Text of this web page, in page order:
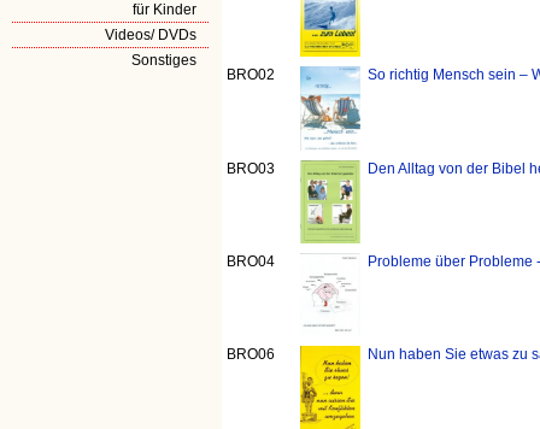
für Kinder
Videos/ DVDs
Sonstiges
BRO02 So richtig Mensch sein –
BRO03 Den Alltag von der Bibel
BRO04 Probleme über Probleme
BRO06 Nun haben Sie etwas zu